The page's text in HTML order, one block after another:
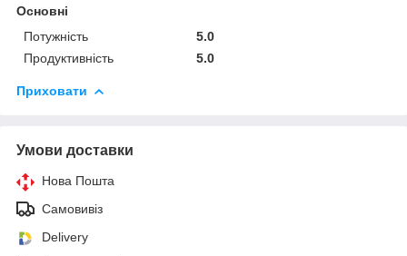
Основні
Потужність
5.0
Продуктивність
5.0
Приховати
Умови доставки
Нова Пошта
Самовивіз
Delivery